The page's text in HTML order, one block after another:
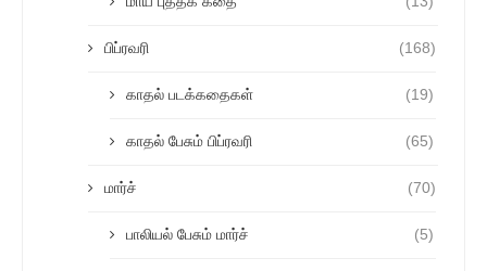
பிப்ரவரி (168)
காதல் படக்கதைகள் (19)
காதல் பேசும் பிப்ரவரி (65)
மார்ச் (70)
பாலியல் பேசும் மார்ச் (5)